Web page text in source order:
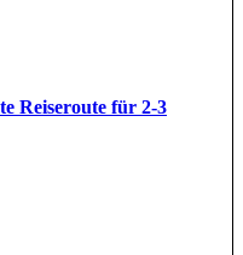
Reiseroute für 2-3